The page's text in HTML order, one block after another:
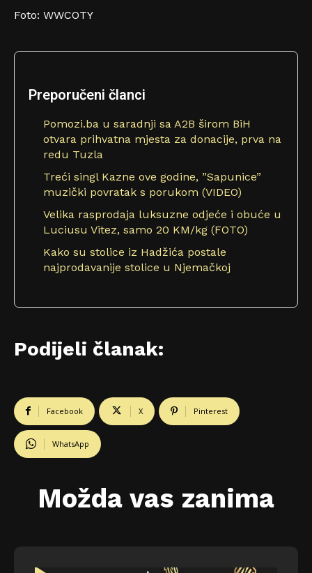
Foto: WWCOTY
Preporučeni članci
Pomozi.ba u saradnji sa A2B širom BiH
otvara prihvatna mjesta za donacije, prva na
redu Tuzla
Treći singl Kazne ove godine, ”Sapunice”
muzički povratak s porukom (VIDEO)
Velika rasprodaja luksuzne odjeće i obuće u
Luciusu Vitez, samo 20 KM/kg (FOTO)
Kako su stolice iz Hadžića postale
najprodavanije stolice u Njemačkoj
Podijeli članak:
Facebook X Pinterest
WhatsApp
Možda vas zanima